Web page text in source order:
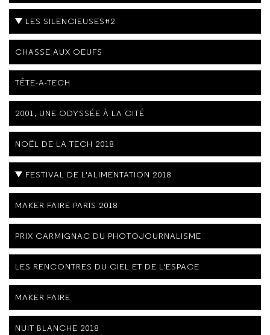
LES SILENCIEUSES#2
CHASSE AUX OEUFS
TÊTE-A-TECH
2001, UNE ODYSSÉE À LA CITÉ
NOËL DE LA TECH 2018
FESTIVAL DE L'ALIMENTATION 2018
MAKER FAIRE PARIS 2018
PRIX CARMIGNAC DU PHOTOJOURNALISME
LES RENCONTRES DU CIEL ET DE L'ESPACE
MAKER FAIRE
NUIT BLANCHE 2018